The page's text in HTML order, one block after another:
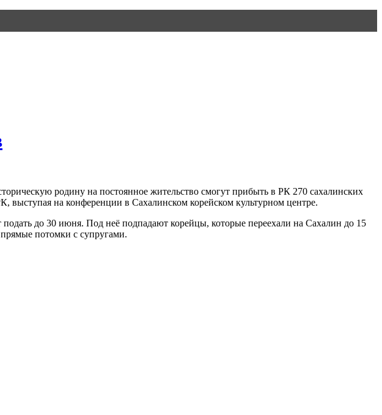
родину на постоянное жительство смогут прибыть в РК 270 сахалинских
выступая на конференции в Сахалинском корейском культурном центре.
до 30 июня. Под неё подпадают корейцы, которые переехали на Сахалин до 15
потомки с супругами.